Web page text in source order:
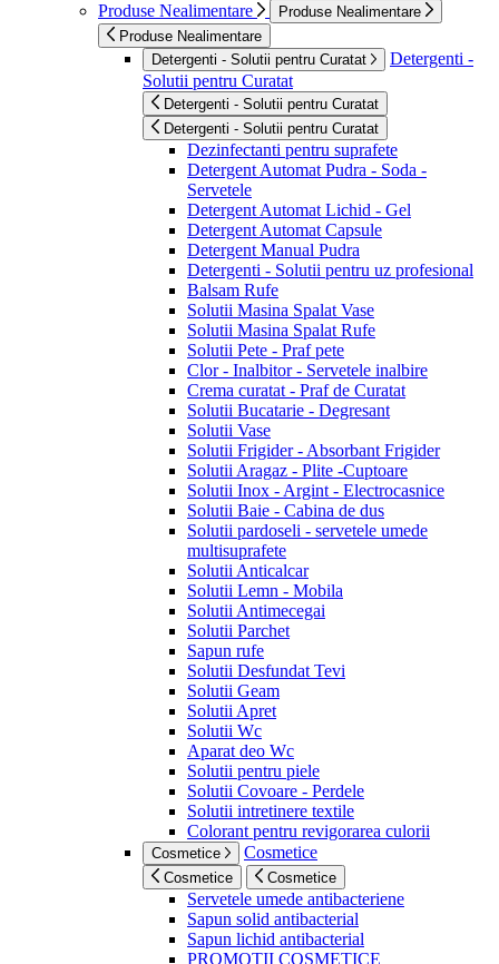
Produse Nealimentare
Produse Nealimentare
Produse Nealimentare
Detergenti - Solutii pentru Curatat
Detergenti -
Solutii pentru Curatat
Detergenti - Solutii pentru Curatat
Detergenti - Solutii pentru Curatat
Dezinfectanti pentru suprafete
Detergent Automat Pudra - Soda -
Servetele
Detergent Automat Lichid - Gel
Detergent Automat Capsule
Detergent Manual Pudra
Detergenti - Solutii pentru uz profesional
Balsam Rufe
Solutii Masina Spalat Vase
Solutii Masina Spalat Rufe
Solutii Pete - Praf pete
Clor - Inalbitor - Servetele inalbire
Crema curatat - Praf de Curatat
Solutii Bucatarie - Degresant
Solutii Vase
Solutii Frigider - Absorbant Frigider
Solutii Aragaz - Plite -Cuptoare
Solutii Inox - Argint - Electrocasnice
Solutii Baie - Cabina de dus
Solutii pardoseli - servetele umede
multisuprafete
Solutii Anticalcar
Solutii Lemn - Mobila
Solutii Antimecegai
Solutii Parchet
Sapun rufe
Solutii Desfundat Tevi
Solutii Geam
Solutii Apret
Solutii Wc
Aparat deo Wc
Solutii pentru piele
Solutii Covoare - Perdele
Solutii intretinere textile
Colorant pentru revigorarea culorii
Cosmetice Cosmetice
Cosmetice Cosmetice
Servetele umede antibacteriene
Sapun solid antibacterial
Sapun lichid antibacterial
PROMOTII COSMETICE